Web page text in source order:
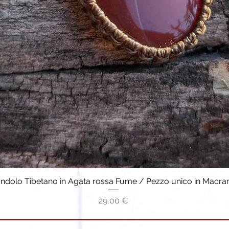
Vista rapida
Tibetano in Agata rossa Fume / Pezzo unico in
Prezzo
29,00 €